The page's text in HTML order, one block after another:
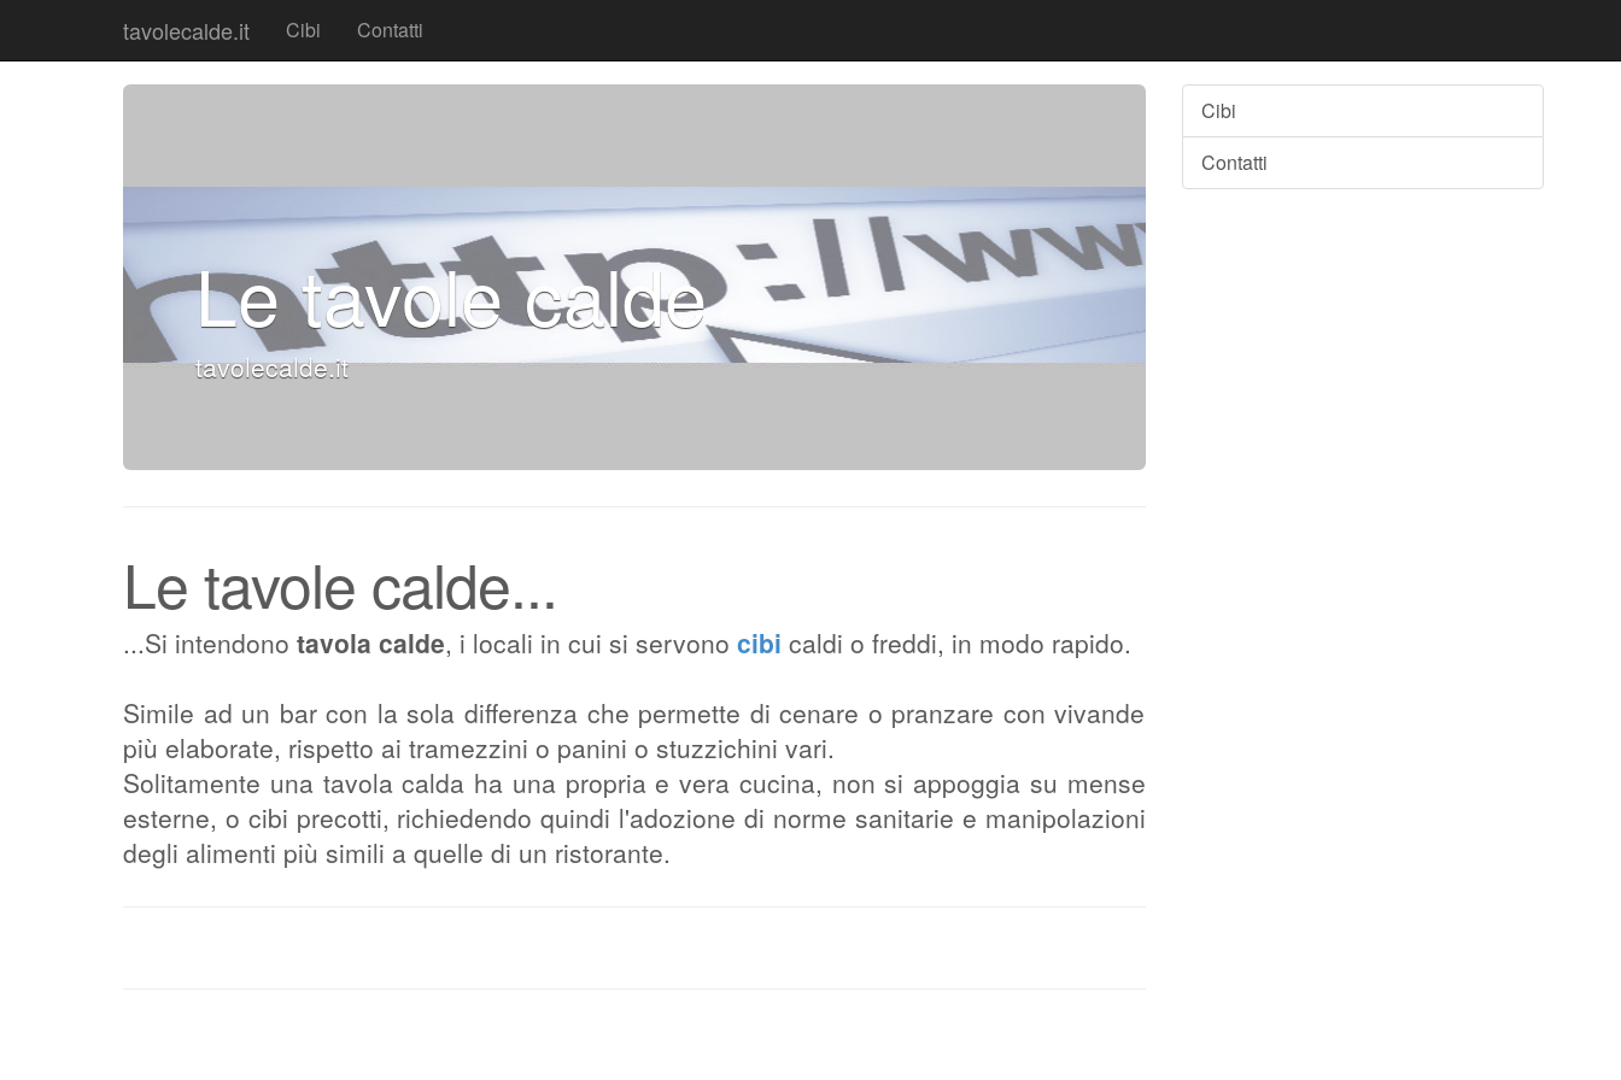
tavolecalde.it Cibi Contatti
Le tavole calde
tavolecalde.it
Le tavole calde...
...Si intendono tavola calde, i locali in cui si servono cibi caldi o freddi, in modo rapido.
Simile ad un bar con la sola differenza che permette di cenare o pranzare con vivande
più elaborate, rispetto ai tramezzini o panini o stuzzichini vari.
Solitamente una tavola calda ha una propria e vera cucina, non si appoggia su mense
esterne, o cibi precotti, richiedendo quindi l'adozione di norme sanitarie e manipolazioni
degli alimenti più simili a quelle di un ristorante.
Cibi
Contatti